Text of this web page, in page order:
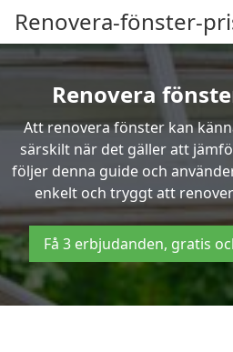
Renovera-fönster-
Renovera
Att renovera fönster kan
särskilt när det gäller att
följer denna guide och
enkelt och tryggt att
Få 3 erbjudanden, gratis